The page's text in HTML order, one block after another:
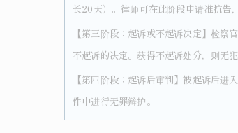
长20天）。律师可在此阶段申请准抗告
【第三阶段：起诉或不起诉决定】检
不起诉的决定。获得不起诉处分，则无
【第四阶段：起诉后审判】被起诉后
件中进行无罪辩护。